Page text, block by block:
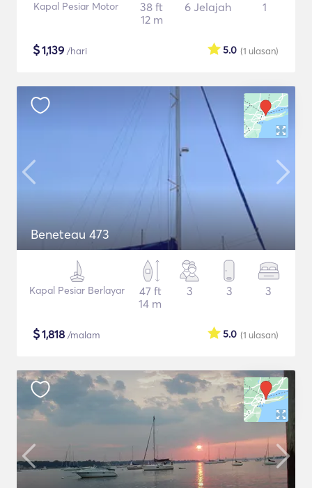
Kapal Pesiar Motor
38 ft
12 m
6 Jelajah 1
$1,139 /hari (1 ulasan)
5.0
Beneteau 473
Kapal Pesiar Berlayar
47 ft
14 m
3 3 3
$1,818 /malam (1 ulasan)
5.0